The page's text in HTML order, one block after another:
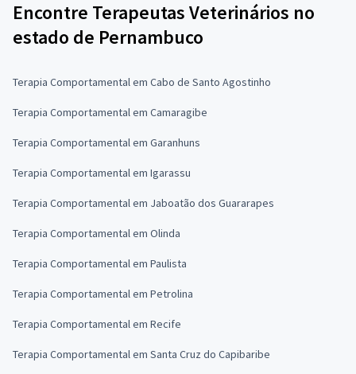
Encontre Terapeutas Veterinários no
estado de Pernambuco
Terapia Comportamental em Cabo de Santo Agostinho
Terapia Comportamental em Camaragibe
Terapia Comportamental em Garanhuns
Terapia Comportamental em Igarassu
Terapia Comportamental em Jaboatão dos Guararapes
Terapia Comportamental em Olinda
Terapia Comportamental em Paulista
Terapia Comportamental em Petrolina
Terapia Comportamental em Recife
Terapia Comportamental em Santa Cruz do Capibaribe